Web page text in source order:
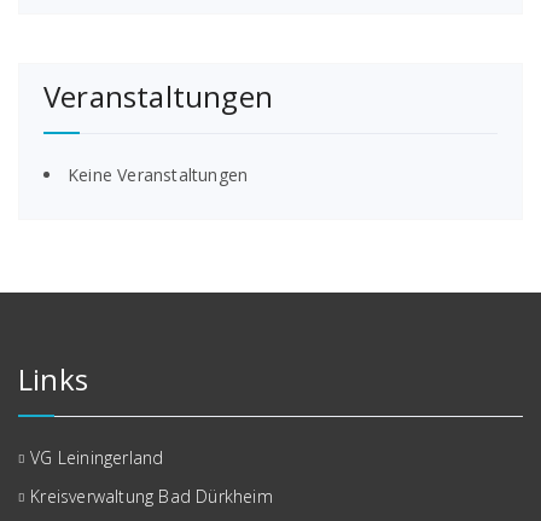
Veranstaltungen
Keine Veranstaltungen
Links
VG Leiningerland
Kreisverwaltung Bad Dürkheim